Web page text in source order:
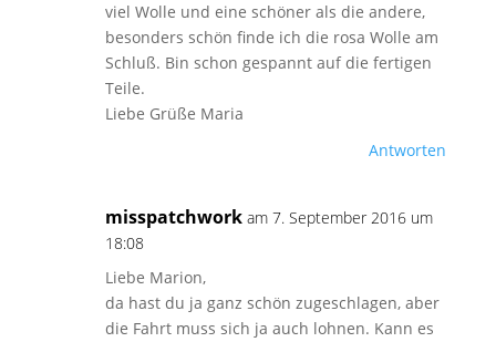
viel Wolle und eine schöner als die andere,
besonders schön finde ich die rosa Wolle am
Schluß. Bin schon gespannt auf die fertigen
Teile.
Liebe Grüße Maria
Antworten
misspatchwork am 7. September 2016 um
18:08
Liebe Marion,
da hast du ja ganz schön zugeschlagen, aber
die Fahrt muss sich ja auch lohnen. Kann es